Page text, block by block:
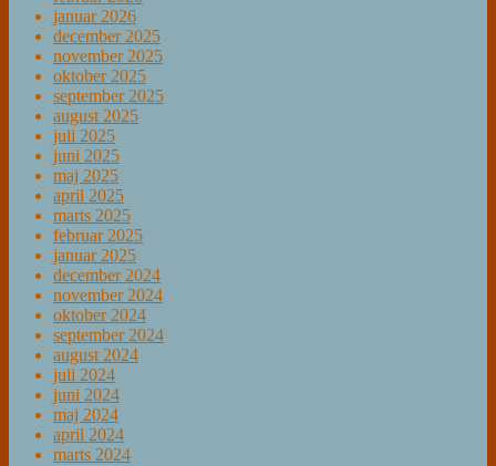
januar 2026
december 2025
november 2025
oktober 2025
september 2025
august 2025
juli 2025
juni 2025
maj 2025
april 2025
marts 2025
februar 2025
januar 2025
december 2024
november 2024
oktober 2024
september 2024
august 2024
juli 2024
juni 2024
maj 2024
april 2024
marts 2024